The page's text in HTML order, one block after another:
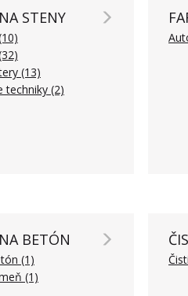
STENY
(13)
techniky (2)
BETÓN
(1)
(1)